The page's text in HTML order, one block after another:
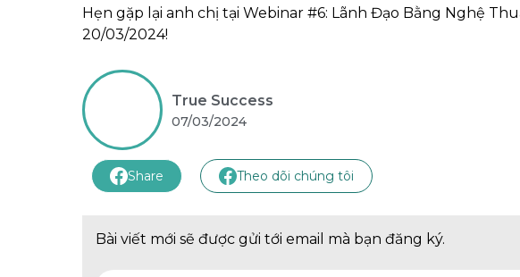
Hẹn gặp lại anh chị tại Webinar #6: Lãnh Đạo Bằng Nghệ
20/03/2024!
True Success
07/03/2024
Share Theo dõi chúng tôi
Bài viết mới sẽ được gửi tới email mà bạn đăng ký.